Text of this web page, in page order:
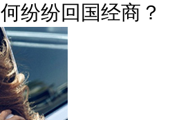
纷纷回国经商？